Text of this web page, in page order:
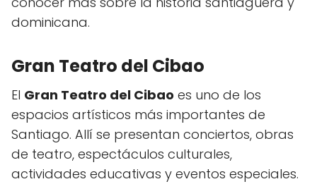
dominicana.
Gran Teatro del Cibao
El Gran Teatro del Cibao es uno de los
espacios artísticos más importantes de
Santiago. Allí se presentan conciertos, obras
de teatro, espectáculos culturales,
actividades educativas y eventos especiales.